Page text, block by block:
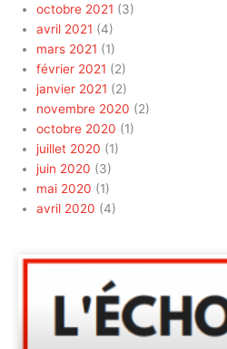
octobre 2021 (3)
avril 2021 (4)
mars 2021 (1)
février 2021 (2)
janvier 2021 (2)
novembre 2020 (2)
octobre 2020 (1)
juillet 2020 (1)
juin 2020 (3)
mai 2020 (1)
avril 2020 (4)